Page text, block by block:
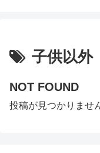
子供以外
NOT FOUND
投稿が見つかりませ